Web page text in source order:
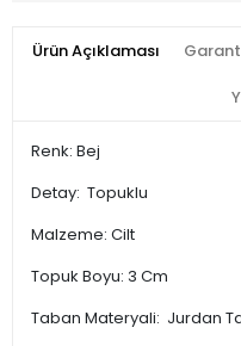
Ürün Açıklaması
Renk: Bej
Detay: Topuklu
Malzeme: Cilt
Topuk Boyu: 3 Cm
Taban Materyali: Jurdan